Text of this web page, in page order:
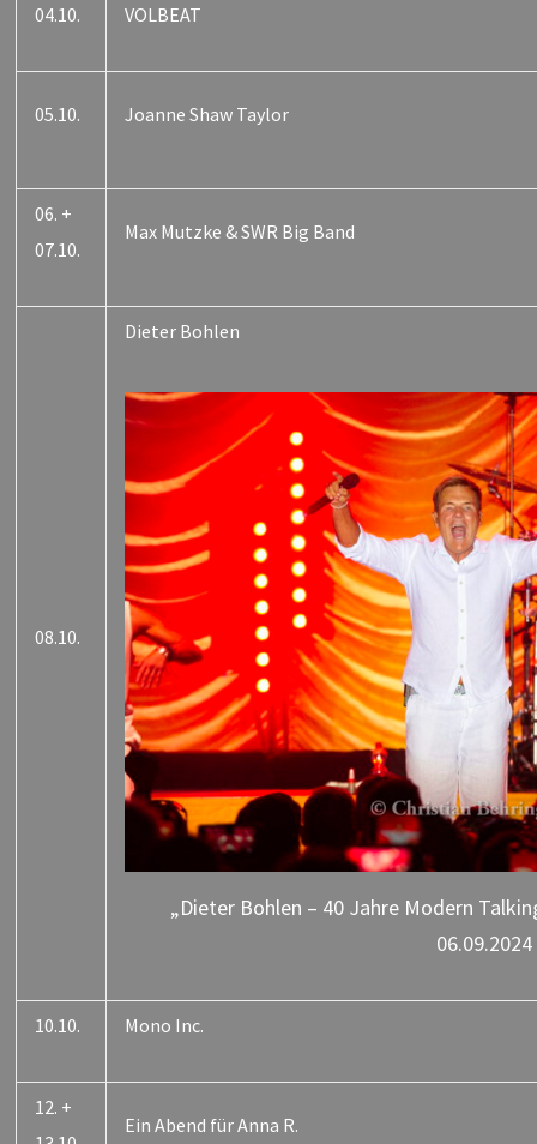
04.10. VOLBEAT
05.10. Joanne Shaw Taylor
06. +
07.10.
Max Mutzke & SWR Big Band
08.10.
Dieter Bohlen
„Dieter Bohlen – 40 Jahre Modern
06.09.2024
10.10. Mono Inc.
12. +
Ein Abend für Anna R.